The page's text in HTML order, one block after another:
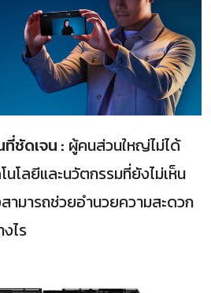
ที่ชัดเจน : ผู้คนส่วนใหญ่ไม่ได้
โลยีและนวัตกรรมที่ยังไม่เห็น
ามารถช่วยอำนวยความสะดวก
ไร